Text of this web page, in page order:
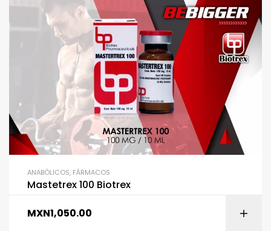
ANABÓLICOS, FÁRMACOS
Mastetrex 100 Biotrex
MXN1,050.00